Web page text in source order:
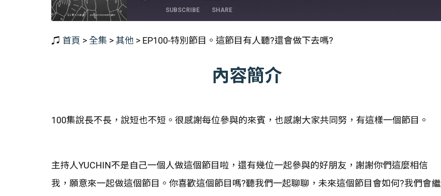
EpisodeSUBSCRIBE SHARE
SHARE
♫ 首頁 > 全集 > 其他 > EP100-特別節目。這節目有人聽?還會做下去嗎?
內容簡介
100集說長不長，說短也不短。很感謝每位參與的來賓，也感謝大家共同努，有這樣一個節目。
主持人YUCHIN不是自己一個人做這個節目啦，還有幾位一起參與的好朋友，謝謝你們這麼相信
我，願意來一起做這個節目。你喜歡這個節目嗎?聽我們一起聊聊，未來這個節目會如何?我們會繼